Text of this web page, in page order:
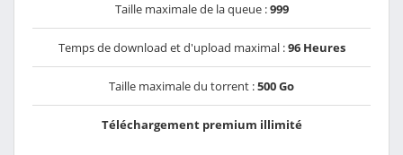
Taille maximale de la queue :999
Temps de download et d'upload maximal :96 Heures
Taille maximale du torrent :500 Go
Téléchargement premium illimité